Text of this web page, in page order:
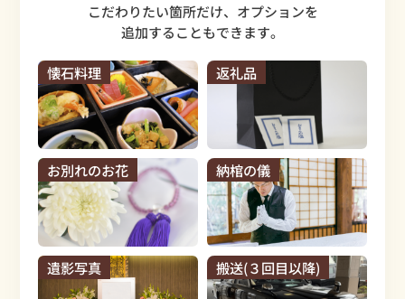
こだわりたい箇所だけ、オプションを
追加することもできます。
懐石料理 返礼品
お別れのお花 納棺の儀
遺影写真 搬送(３回目以降)